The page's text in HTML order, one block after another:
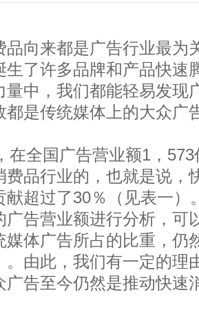
来都是广告行业最为
生了许多品牌和产品快速
量中，我们都能轻易发现
都是传统媒体上的大众广
全国广告营业额1，573
费品行业的，也就是说，
献超过了30％（见表一）
广告营业额进行分析，可
媒体广告所占的比重，仍
。由此，我们有一定的理
广告至今仍然是推动快速